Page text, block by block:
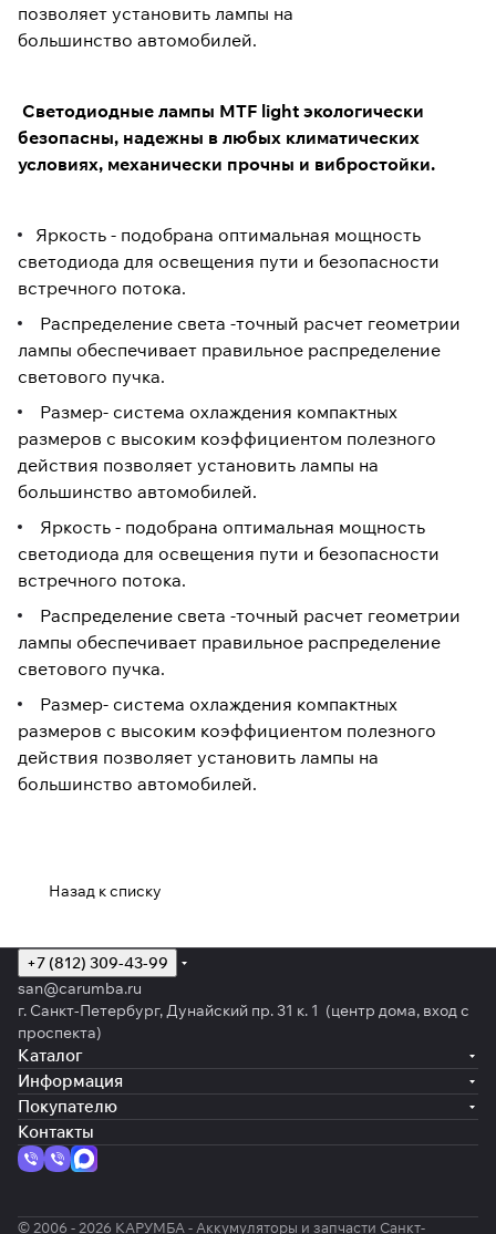
позволяет установить лампы на
большинство автомобилей.
Светодиодные лампы MTF light экологически
безопасны, надежны в любых климатических
условиях, механически прочны и вибростойки.
Яркость - подобрана оптимальная мощность
светодиода для освещения пути и безопасности
встречного потока.
Распределение света -точный расчет геометрии
лампы обеспечивает правильное распределение
светового пучка.
Размер- система охлаждения компактных
размеров с высоким коэффициентом полезного
действия позволяет установить лампы на
большинство автомобилей.
Яркость - подобрана оптимальная мощность
светодиода для освещения пути и безопасности
встречного потока.
Распределение света -точный расчет геометрии
лампы обеспечивает правильное распределение
светового пучка.
Размер- система охлаждения компактных
размеров с высоким коэффициентом полезного
действия позволяет установить лампы на
большинство автомобилей.
Назад к списку
+7 (812) 309-43-99
san@carumba.ru
г. Санкт-Петербург, Дунайский пр. 31 к. 1 (центр дома, вход с
проспекта)
Каталог
Информация
Покупателю
Контакты
© 2006 - 2026 КАРУМБА - Аккумуляторы и запчасти Санкт-